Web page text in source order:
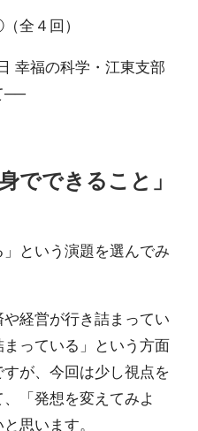
全４回）
幸福の科学・江東支部
──
でできること」
」という演題を選んでみ
経営が行き詰まってい
っている」という方面
が、今回は少し視点を
「発想を変えてみよ
思います。